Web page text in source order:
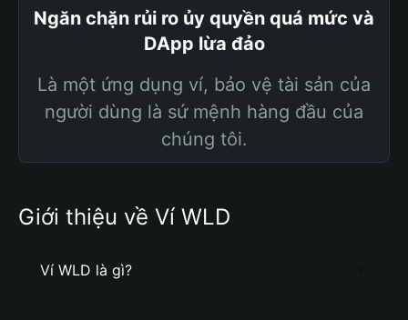
Ngăn chặn rủi ro ủy quyền quá mức và
DApp lừa đảo
Là một ứng dụng ví, bảo vệ tài sản của
người dùng là sứ mệnh hàng đầu của
chúng tôi.
Giới thiệu về Ví WLD
Ví WLD là gì?